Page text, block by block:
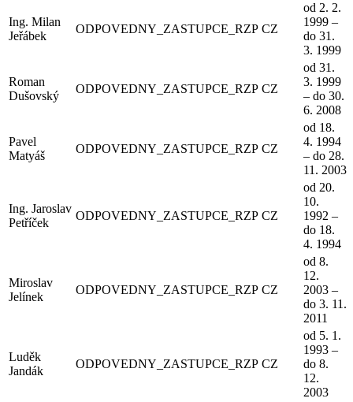
Ing. Milan
Jeřábek
ODPOVEDNY_ZASTUPCE_RZP CZ
od 2. 2.
1999 –
do 31.
3. 1999
Roman
Dušovský
ODPOVEDNY_ZASTUPCE_RZP CZ
od 31.
3. 1999
– do 30.
6. 2008
Pavel
Matyáš
ODPOVEDNY_ZASTUPCE_RZP CZ
od 18.
4. 1994
– do 28.
11. 2003
Ing. Jaroslav
Petříček
ODPOVEDNY_ZASTUPCE_RZP CZ
od 20.
10.
1992 –
do 18.
4. 1994
Miroslav
Jelínek
ODPOVEDNY_ZASTUPCE_RZP CZ
od 8.
12.
2003 –
do 3. 11.
2011
Luděk
Jandák
ODPOVEDNY_ZASTUPCE_RZP CZ
od 5. 1.
1993 –
do 8.
12.
2003